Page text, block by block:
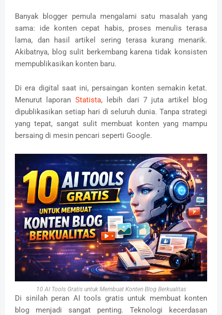
Banyak blogger pemula mengalami satu masalah yang
sama: ide konten cepat habis, proses menulis terasa
lama, dan hasil artikel sering terasa kurang menarik.
Akibatnya, blog sulit berkembang karena tidak konsisten
mempublikasikan konten baru.
Di era digital saat ini, persaingan konten semakin ketat.
Menurut laporan Statista, lebih dari 7 juta artikel blog
dipublikasikan setiap hari di seluruh dunia. Tanpa strategi
yang tepat, sangat sulit membuat konten yang mampu
bersaing di mesin pencari seperti Google.
10 AI Tools Gratis untuk Membuat Konten Blog Berkualitas
Di sinilah peran AI tools gratis untuk membuat konten
blog menjadi sangat penting. Teknologi kecerdasan